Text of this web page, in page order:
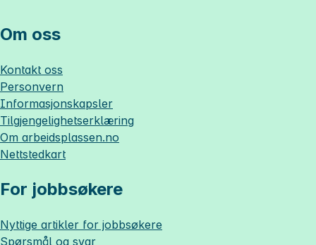
Om oss
Kontakt oss
Personvern
Informasjonskapsler
Tilgjengelighetserklæring
Om arbeidsplassen.no
Nettstedkart
For jobbsøkere
Nyttige artikler for jobbsøkere
Spørsmål og svar